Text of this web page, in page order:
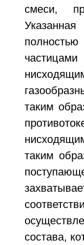
смеси,
таким
таким
состава,